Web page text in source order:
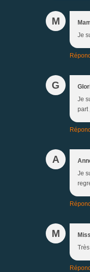
M
Je
G
Je
part
A
Je
M